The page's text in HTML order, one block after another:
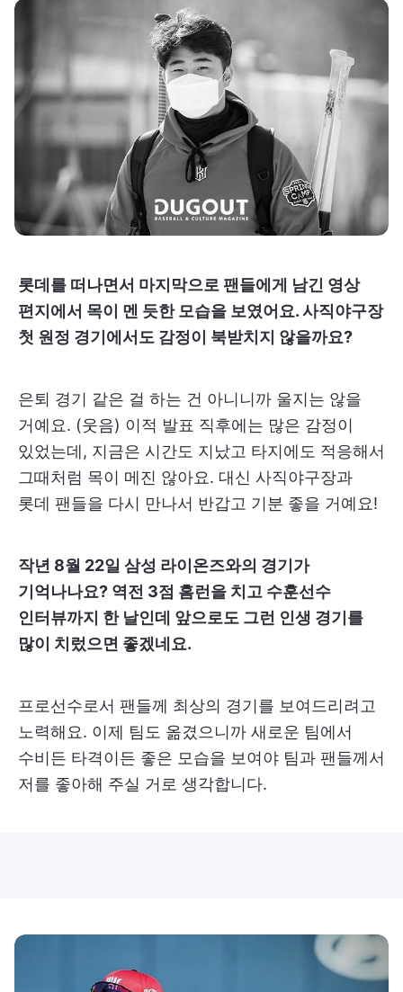
롯데를 떠나면서 마지막으로 팬들에게 남긴 영상
편지에서 목이 멘 듯한 모습을 보였어요. 사직야구장
첫 원정 경기에서도 감정이 북받치지 않을까요?
은퇴 경기 같은 걸 하는 건 아니니까 울지는 않을
거예요. (웃음) 이적 발표 직후에는 많은 감정이
있었는데, 지금은 시간도 지났고 타지에도 적응해서
그때처럼 목이 메진 않아요. 대신 사직야구장과
롯데 팬들을 다시 만나서 반갑고 기분 좋을 거예요!
작년 8월 22일 삼성 라이온즈와의 경기가
기억나나요? 역전 3점 홈런을 치고 수훈선수
인터뷰까지 한 날인데 앞으로도 그런 인생 경기를
많이 치렀으면 좋겠네요.
프로선수로서 팬들께 최상의 경기를 보여드리려고
노력해요. 이제 팀도 옮겼으니까 새로운 팀에서
수비든 타격이든 좋은 모습을 보여야 팀과 팬들께서
저를 좋아해 주실 거로 생각합니다.